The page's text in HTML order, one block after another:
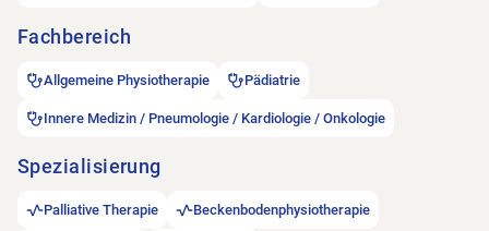
Fachbereich
Allgemeine Physiotherapie Pädiatrie
Innere Medizin / Pneumologie / Kardiologie / Onkologie
Spezialisierung
Palliative Therapie Beckenbodenphysiotherapie